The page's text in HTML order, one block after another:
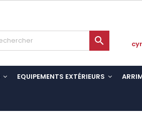

EQUIPEMENTS EXTÉRIEURS